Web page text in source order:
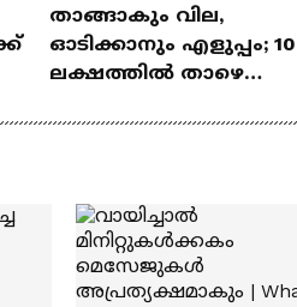
താങ്ങാകും വില,
ഓടിക്കാനും എളുപ്പം; 10
ലക്ഷത്തിൽ താഴെ
എസ്‍യുവികൾ